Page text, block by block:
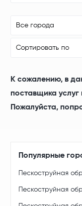
Все города
Сортировать по
К сожалению, в
поставщика
Пожалуйста,
Популярные
Пескоструйная
Пескоструйная